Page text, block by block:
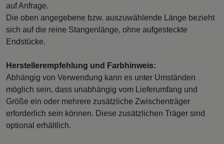
auf Anfrage.
Die oben angegebene bzw. auszuwählende Länge bezieht
sich auf die reine Stangenlänge, ohne aufgesteckte
Endstücke.
Herstellerempfehlung und Farbhinweis:
Abhängig von Verwendung kann es unter Umständen
möglich sein, dass unabhängig vom Lieferumfang und
Größe ein oder mehrere zusätzliche Zwischenträger
erforderlich sein können. Diese zusätzlichen Träger sind
optional erhältlich.